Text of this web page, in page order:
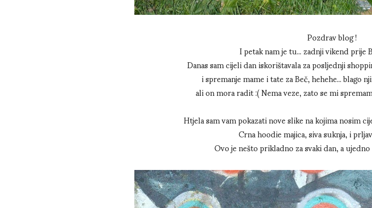
Pozdrav blog !
I petak nam je tu... zadnji vikend prije
Danas sam cijeli dan iskorištavala za posljednji
i spremanje mame i tate za Beč, hehehe... blago
ali on mora radit :( Nema veze, zato se mi
Htjela sam vam pokazati nove slike na kojima nosim
Crna hoodie majica, siva suknja, i
Ovo je nešto prikladno za svaki dan, a